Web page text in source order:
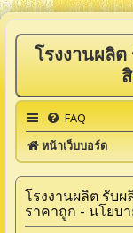
โรงงานผลิ
FAQ
หน้าเว็บบอร์ด
โรงงานผลิต รับ
ราคาถูก - นโยบ